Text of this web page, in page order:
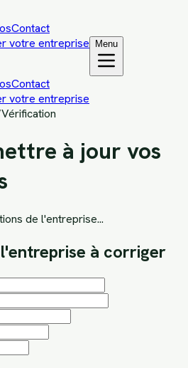
Contact
votre entreprise Menu
Contact
votre entreprise
Vérification
à jour vos
de l'entreprise...
à corriger